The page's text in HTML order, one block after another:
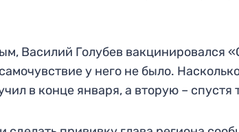
Василий Голубев вакцинировался
у него не было.
в конце января, а вторую – спустя